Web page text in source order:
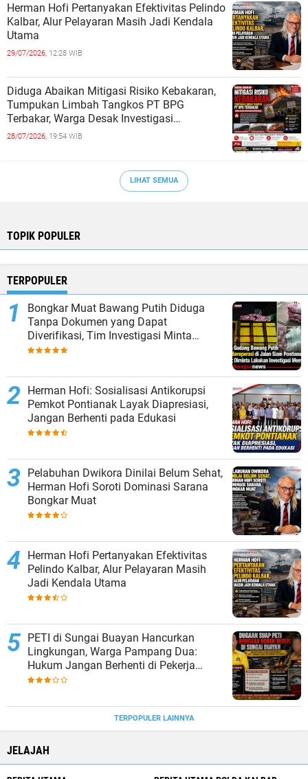
Herman Hofi Pertanyakan Efektivitas Pelindo
Kalbar, Alur Pelayaran Masih Jadi Kendala
Utama
29/07/2026, 12:28 WIB
Diduga Abaikan Mitigasi Risiko Kebakaran,
Tumpukan Limbah Tangkos PT BPG
Terbakar, Warga Desak Investigasi
Menyeluruh
28/07/2026, 19:54 WIB
LIHAT SEMUA
TOPIK POPULER
TERPOPULER
Bongkar Muat Bawang Putih Diduga
Tanpa Dokumen yang Dapat
Diverifikasi, Tim Investigasi Minta
Penelusuran
Herman Hofi: Sosialisasi Antikorupsi
Pemkot Pontianak Layak Diapresiasi,
Jangan Berhenti pada Edukasi
Pelabuhan Dwikora Dinilai Belum Sehat,
Herman Hofi Soroti Dominasi Sarana
Bongkar Muat
Herman Hofi Pertanyakan Efektivitas
Pelindo Kalbar, Alur Pelayaran Masih
Jadi Kendala Utama
PETI di Sungai Buayan Hancurkan
Lingkungan, Warga Pampang Dua:
Hukum Jangan Berhenti di Pekerja
Lapangan
TERPOPULER LAINNYA
JELAJAH